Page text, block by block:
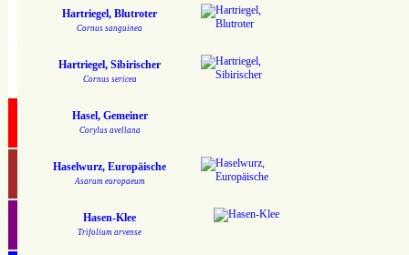
Hartriegel, Blutroter
Cornus sanguinea
Hartriegel, Sibirischer
Cornus sericea
Hasel, Gemeiner
Corylus avellana
Haselwurz, Europäische
Asarum europaeum
Hasen-Klee
Trifolium arvense